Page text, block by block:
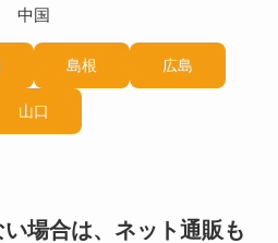
中国
島根 広島
山口
場合は、ネット通販も